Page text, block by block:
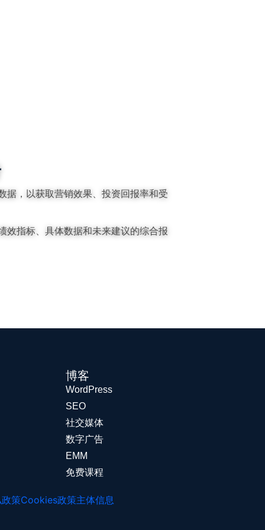
据，以获取营销效果、投资回报率和受
效指标、具体数据和未来建议的综合报
博客
WordPress
SEO
社交媒体
数字广告
EMM
免费课程
策Cookies政策主体信息